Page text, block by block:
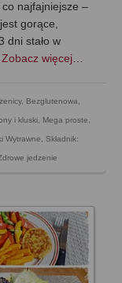
najfajniejsze –
gorące,
dni stało w
Zobacz więcej…
, Bezglutenowa
i kluski Mega proste
Wytrawne Składnik:
jedzenie